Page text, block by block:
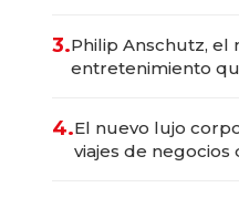
3.Philip Anschutz,
entretenimiento
4.El nuevo lujo
viajes de